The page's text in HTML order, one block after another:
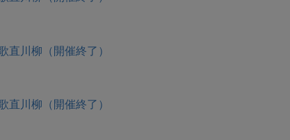
直川柳（開催終了）
直川柳（開催終了）